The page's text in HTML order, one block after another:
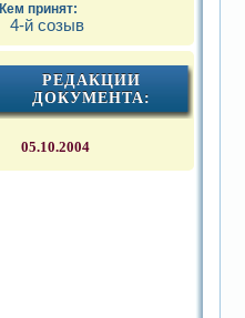
Кем принят:
4-й созыв
РЕДАКЦИИ
ДОКУМЕНТА:
05.10.2004